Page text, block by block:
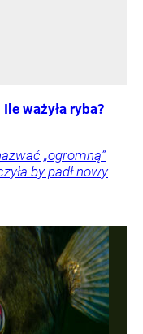
ważyła ryba?
„ogromną”
by padł nowy